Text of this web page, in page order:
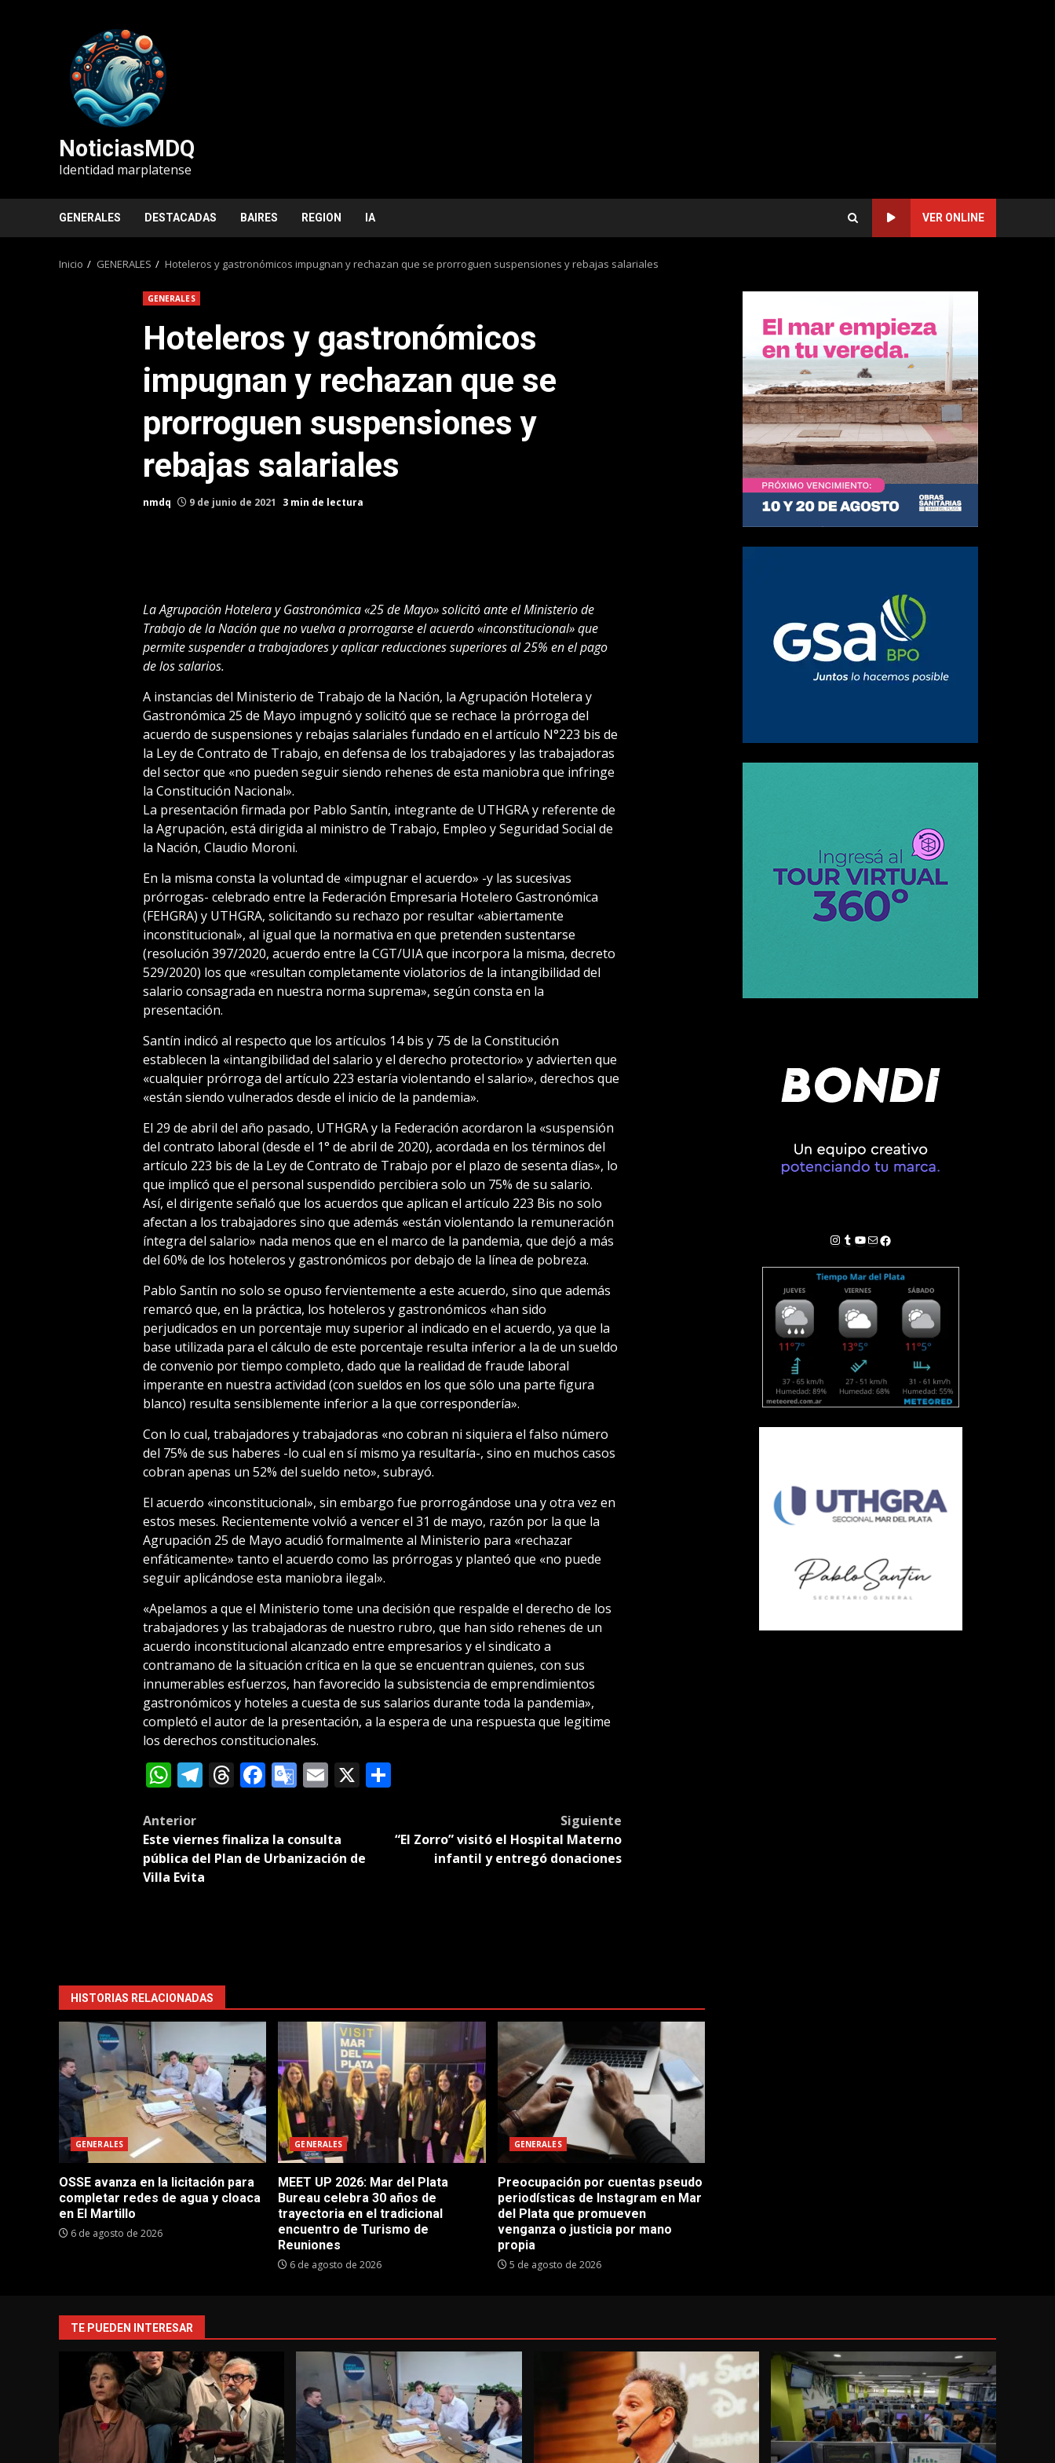
NoticiasMDQ
Identidad marplatense
GENERALES DESTACADAS BAIRES REGION IA VER ONLINE
Inicio GENERALES Hoteleros y gastronómicos impugnan y rechazan que se prorroguen suspensiones y rebajas salariales
GENERALES
Hoteleros y gastronómicos
impugnan y rechazan que se
prorroguen suspensiones y
rebajas salariales
nmdq 9 de junio de 2021 3 min de lectura
La Agrupación Hotelera y Gastronómica «25 de Mayo» solicitó ante el Ministerio de
Trabajo de la Nación que no vuelva a prorrogarse el acuerdo «inconstitucional» que
permite suspender a trabajadores y aplicar reducciones superiores al 25% en el pago
de los salarios.
A instancias del Ministerio de Trabajo de la Nación, la Agrupación Hotelera y
Gastronómica 25 de Mayo impugnó y solicitó que se rechace la prórroga del
acuerdo de suspensiones y rebajas salariales fundado en el artículo N°223 bis de
la Ley de Contrato de Trabajo, en defensa de los trabajadores y las trabajadoras
del sector que «no pueden seguir siendo rehenes de esta maniobra que infringe
la Constitución Nacional».
La presentación firmada por Pablo Santín, integrante de UTHGRA y referente de
la Agrupación, está dirigida al ministro de Trabajo, Empleo y Seguridad Social de
la Nación, Claudio Moroni.
En la misma consta la voluntad de «impugnar el acuerdo» -y las sucesivas
prórrogas- celebrado entre la Federación Empresaria Hotelero Gastronómica
(FEHGRA) y UTHGRA, solicitando su rechazo por resultar «abiertamente
inconstitucional», al igual que la normativa en que pretenden sustentarse
(resolución 397/2020, acuerdo entre la CGT/UIA que incorpora la misma, decreto
529/2020) los que «resultan completamente violatorios de la intangibilidad del
salario consagrada en nuestra norma suprema», según consta en la
presentación.
Santín indicó al respecto que los artículos 14 bis y 75 de la Constitución
establecen la «intangibilidad del salario y el derecho protectorio» y advierten que
«cualquier prórroga del artículo 223 estaría violentando el salario», derechos que
«están siendo vulnerados desde el inicio de la pandemia».
El 29 de abril del año pasado, UTHGRA y la Federación acordaron la «suspensión
del contrato laboral (desde el 1° de abril de 2020), acordada en los términos del
artículo 223 bis de la Ley de Contrato de Trabajo por el plazo de sesenta días», lo
que implicó que el personal suspendido percibiera solo un 75% de su salario.
Así, el dirigente señaló que los acuerdos que aplican el artículo 223 Bis no solo
afectan a los trabajadores sino que además «están violentando la remuneración
íntegra del salario» nada menos que en el marco de la pandemia, que dejó a más
del 60% de los hoteleros y gastronómicos por debajo de la línea de pobreza.
Pablo Santín no solo se opuso fervientemente a este acuerdo, sino que además
remarcó que, en la práctica, los hoteleros y gastronómicos «han sido
perjudicados en un porcentaje muy superior al indicado en el acuerdo, ya que la
base utilizada para el cálculo de este porcentaje resulta inferior a la de un sueldo
de convenio por tiempo completo, dado que la realidad de fraude laboral
imperante en nuestra actividad (con sueldos en los que sólo una parte figura
blanco) resulta sensiblemente inferior a la que correspondería».
Con lo cual, trabajadores y trabajadoras «no cobran ni siquiera el falso número
del 75% de sus haberes -lo cual en sí mismo ya resultaría-, sino en muchos casos
cobran apenas un 52% del sueldo neto», subrayó.
El acuerdo «inconstitucional», sin embargo fue prorrogándose una y otra vez en
estos meses. Recientemente volvió a vencer el 31 de mayo, razón por la que la
Agrupación 25 de Mayo acudió formalmente al Ministerio para «rechazar
enfáticamente» tanto el acuerdo como las prórrogas y planteó que «no puede
seguir aplicándose esta maniobra ilegal».
«Apelamos a que el Ministerio tome una decisión que respalde el derecho de los
trabajadores y las trabajadoras de nuestro rubro, que han sido rehenes de un
acuerdo inconstitucional alcanzado entre empresarios y el sindicato a
contramano de la situación crítica en la que se encuentran quienes, con sus
innumerables esfuerzos, han favorecido la subsistencia de emprendimientos
gastronómicos y hoteles a cuesta de sus salarios durante toda la pandemia»,
completó el autor de la presentación, a la espera de una respuesta que legitime
los derechos constitucionales.
WhatsApp
Telegram
Threads
Facebook
Google
Email
X Compartir
Post
navigation
Anterior
Este viernes finaliza la consulta
pública del Plan de Urbanización de
Villa Evita
Siguiente
“El Zorro” visitó el Hospital Materno
infantil y entregó donaciones
HISTORIAS RELACIONADAS
GENERALES
OSSE avanza en la licitación para
completar redes de agua y cloaca
en El Martillo
6 de agosto de 2026
GENERALES
MEET UP 2026: Mar del Plata
Bureau celebra 30 años de
trayectoria en el tradicional
encuentro de Turismo de
Reuniones
6 de agosto de 2026
GENERALES
Preocupación por cuentas pseudo
periodísticas de Instagram en Mar
del Plata que promueven
venganza o justicia por mano
propia
5 de agosto de 2026
Instagram
Tumblr
YouTube
Correo electrónico
Facebook
TE PUEDEN INTERESAR